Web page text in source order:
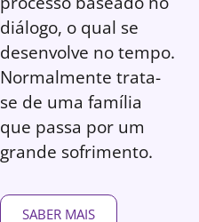
diálogo, o qual se
desenvolve no tempo.
Normalmente trata-
se de uma família
que passa por um
grande sofrimento.
SABER MAIS